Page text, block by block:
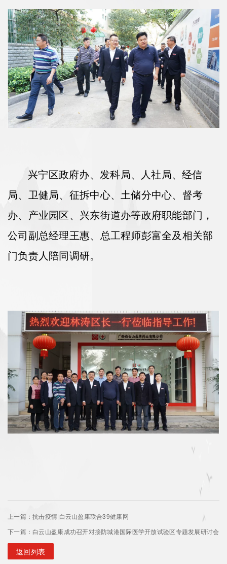
兴宁区政府办、发科局、人社局、经信
局、卫健局、征拆中心、土储分中心、督考
办、产业园区、兴东街道办等政府职能部门，
公司 副总经理王惠、总工程师彭富全及相关部
门负责人陪同调研。
上一篇：抗击疫情|白云山盈康联合39健康网
下一篇：白云山盈康成功召开对接防城港国际医学开放试验区专题发展研讨会
返回列表